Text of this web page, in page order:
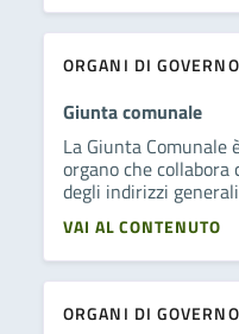
ORGANI DI GOVERNO
Giunta comunale
La Giunta Comunale
organo che
degli indirizzi
VAI AL CONTENUTO
ORGANI DI GOVERNO